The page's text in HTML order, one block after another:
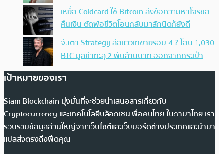
เหยื่อ Coldcard ใช้ Bitcoin ส่งข้อความหาโจรขอ
คืนเงิน ตัดพ้อชีวิตโอนกลับมาสักนิดก็ยังดี
จับตา Strategy ส่อแววเทขายรอบ 4 ? โอน 1,030
BTC มูลค่าทะลุ 2 พันล้านบาท ออกจากกระเป๋า
เป้าหมายของเรา
Siam Blockchain มุ่งมั่นที่จะช่วยนำเสนอสารเกี่ยวกับ
Cryptocurrency และเทคโนโลยีบล็อกเชนเพื่อคนไทย ในภาษาไทย เรา
รวบรวมข้อมูลส่วนใหญ่จากเว็บไซต์และเว็บบอร์ดต่างประเทศและนำมา
แปลส่งตรงถึงฟีดคุณ